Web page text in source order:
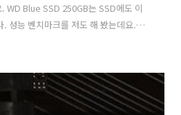
WD Blue SSD 250GB는 SSD에도 이
성능 벤치마크를 저도 해 봤는데요.
에서 이번에는 SSD까지 포함하여 스
하드디스크 블루는 누구나 쉽게 접
모델로 인식이 되어있는데요. WD Blue